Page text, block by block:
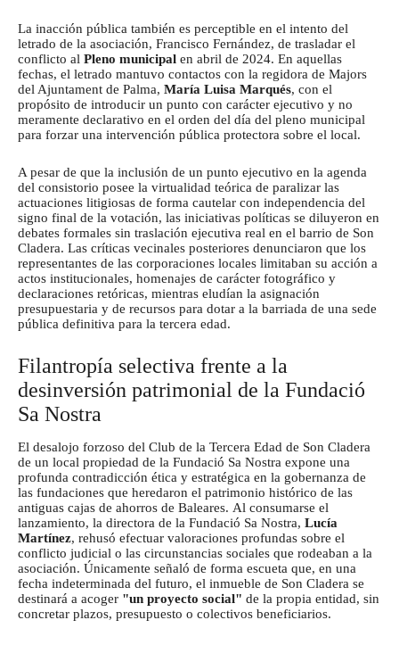
La inacción pública también es perceptible en el intento del
letrado de la asociación, Francisco Fernández, de trasladar el
conflicto al Pleno municipal en abril de 2024. En aquellas
fechas, el letrado mantuvo contactos con la regidora de Majors
del Ajuntament de Palma, María Luisa Marqués, con el
propósito de introducir un punto con carácter ejecutivo y no
meramente declarativo en el orden del día del pleno municipal
para forzar una intervención pública protectora sobre el local.
A pesar de que la inclusión de un punto ejecutivo en la agenda
del consistorio posee la virtualidad teórica de paralizar las
actuaciones litigiosas de forma cautelar con independencia del
signo final de la votación, las iniciativas políticas se diluyeron en
debates formales sin traslación ejecutiva real en el barrio de Son
Cladera. Las críticas vecinales posteriores denunciaron que los
representantes de las corporaciones locales limitaban su acción a
actos institucionales, homenajes de carácter fotográfico y
declaraciones retóricas, mientras eludían la asignación
presupuestaria y de recursos para dotar a la barriada de una sede
pública definitiva para la tercera edad.
Filantropía selectiva frente a la
desinversión patrimonial de la Fundació
Sa Nostra
El desalojo forzoso del Club de la Tercera Edad de Son Cladera
de un local propiedad de la Fundació Sa Nostra expone una
profunda contradicción ética y estratégica en la gobernanza de
las fundaciones que heredaron el patrimonio histórico de las
antiguas cajas de ahorros de Baleares. Al consumarse el
lanzamiento, la directora de la Fundació Sa Nostra, Lucía
Martínez, rehusó efectuar valoraciones profundas sobre el
conflicto judicial o las circunstancias sociales que rodeaban a la
asociación. Únicamente señaló de forma escueta que, en una
fecha indeterminada del futuro, el inmueble de Son Cladera se
destinará a acoger "un proyecto social" de la propia entidad, sin
concretar plazos, presupuesto o colectivos beneficiarios.